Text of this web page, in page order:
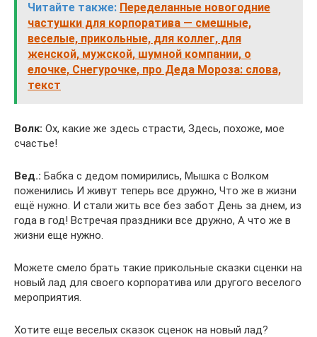
Читайте также: Переделанные новогодние
частушки для корпоратива — смешные,
веселые, прикольные, для коллег, для
женской, мужской, шумной компании, о
елочке, Снегурочке, про Деда Мороза: слова,
текст
Волк: Ох, какие же здесь страсти, Здесь, похоже, мое
счастье!
Вед.: Бабка с дедом помирились, Мышка с Волком
поженились И живут теперь все дружно, Что же в жизни
ещё нужно. И стали жить все без забот День за днем, из
года в год! Встречая праздники все дружно, А что же в
жизни еще нужно.
Можете смело брать такие прикольные сказки сценки на
новый лад для своего корпоратива или другого веселого
мероприятия.
Хотите еще веселых сказок сценок на новый лад?